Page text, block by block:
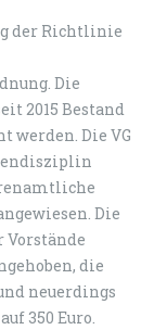
der Richtlinie
Die
2015 Bestand
werden. Die VG
Die
Vorstände
die
neuerdings
350 Euro.